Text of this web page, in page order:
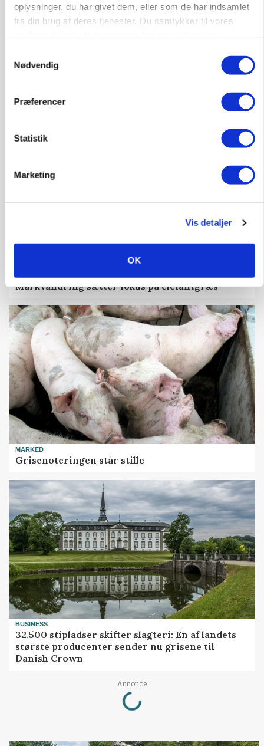
oplysninger, du har givet dem, eller som de har indsamlet
fra din brug af deres tjenester. Du samtykker til vores
Nødvendig
Præferencer
Statistik
Marketing
Vis detaljer
OK
katastrofe
Forserie til selvkørende skårlægger afprøves i år
Markvandring sætter fokus på elefantgræs
MARKED
Grisenoteringen står stille
BUSINESS
32.500 stipladser skifter slagteri: En af landets
største producenter sender nu grisene til
Danish Crown
Annonce
Loading...